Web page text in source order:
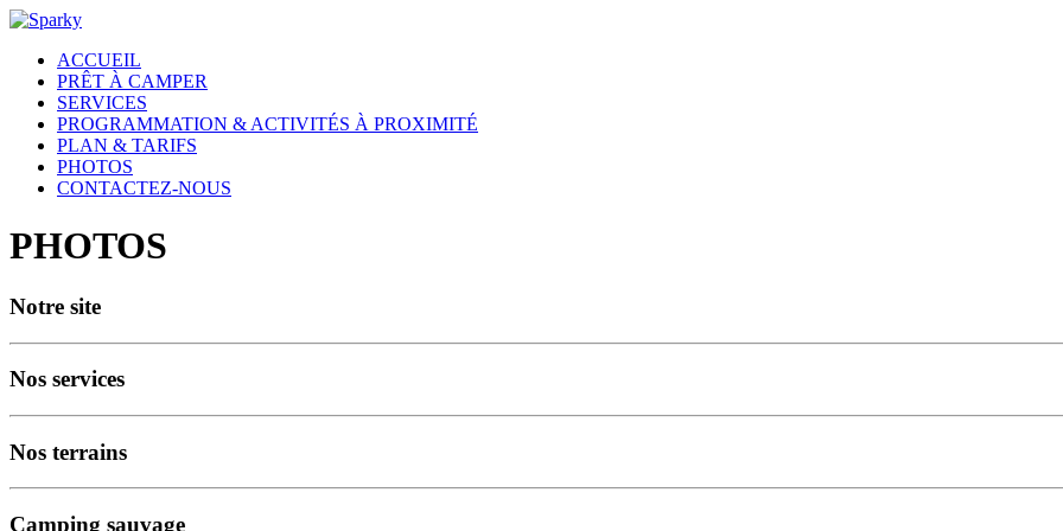
ACCUEIL
PRÊT À CAMPER
SERVICES
PROGRAMMATION & ACTIVITÉS À PROXIMITÉ
PLAN & TARIFS
PHOTOS
CONTACTEZ-NOUS
PHOTOS
Notre site
Nos services
Nos terrains
Camping sauvage